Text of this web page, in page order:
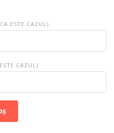
ESTE CAZUL)
CAZUL)